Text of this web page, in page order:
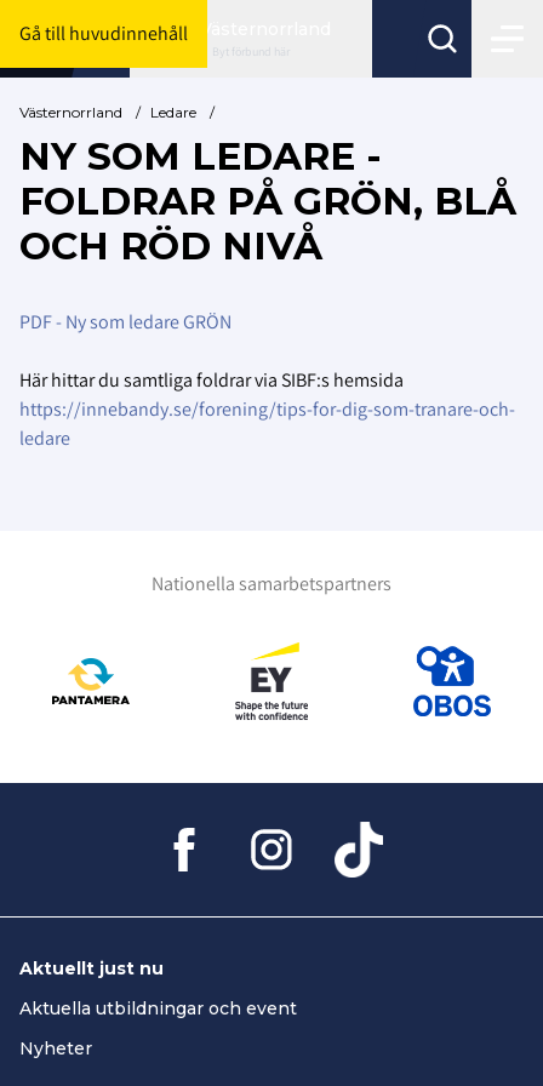
Gå till huvudinnehåll
Byt förbund här
Västernorrland / Ledare /
NY SOM LEDARE -
FOLDRAR PÅ GRÖN, BLÅ
OCH RÖD NIVÅ
PDF - Ny som ledare GRÖN
Här hittar du samtliga foldrar via SIBF:s hemsida
https://innebandy.se/forening/tips-for-dig-som-tranare-och-
ledare
Nationella samarbetspartners
Aktuellt just nu
Aktuella utbildningar och event
Nyheter